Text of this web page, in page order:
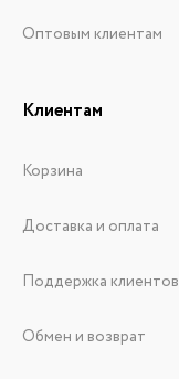
Оптовым клиентам
Клиентам
Корзина
Доставка и оплата
Поддержка клиентов
Обмен и возврат